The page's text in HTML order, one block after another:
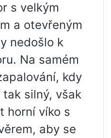
s velkým
a otevřeným
nedošlo k
Na samém
kdy
silný, však
horní víko s
aby se